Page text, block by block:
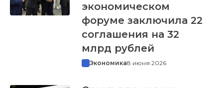
экономическом
форуме заключила 22
соглашения на 32
млрд рублей
Экономика8 июня 2026